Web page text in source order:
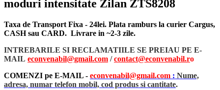
moduri intensitate Zilan ZTS8208
Taxa de Transport Fixa - 24lei. Plata ramburs la curier Cargus,
CASH sau CARD. Livrare in ~2-3 zile.
INTREBARILE SI RECLAMATIILE SE PREIAU PE E-
MAIL econvenabil@gmail.com /contact@econvenabil.ro
COMENZI pe E-MAIL - econvenabil@gmail.com : Nume,
adresa, numar telefon mobil, cod produs si cantitate.